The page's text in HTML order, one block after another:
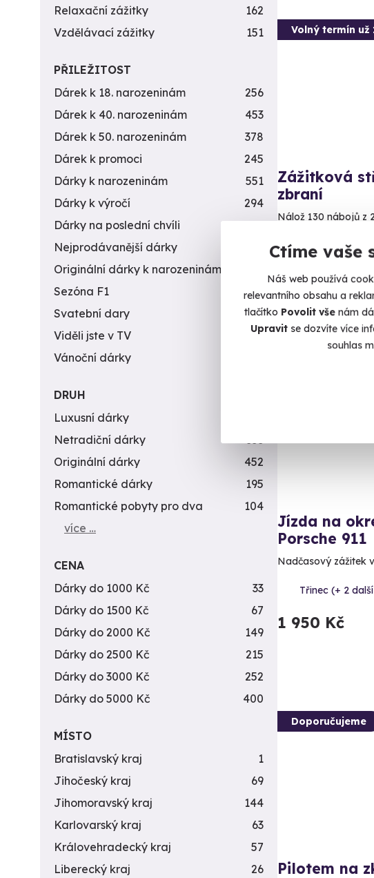
Ctíme vaše
Náš web používá
relevantního obsahu a
tlačítko Povolit vše nám
Upravitse dozvíte více
souhlas
Volný termín už
Zážitková
zbraní
Nálož 130 nábojů z
Budišov nad
(+ 28 dalších
4 999 Kč
Volný termín už
Jízda na
Porsche 911
Nadčasový zážitek
Třinec (+ 2
1 950 Kč
Doporučujeme
Pilotem na
Relaxační zážitky
162
Vzdělávací zážitky
151
PŘILEŽITOST
Dárek k 18. narozeninám
256
Dárek k 40. narozeninám
453
Dárek k 50. narozeninám
378
Dárek k promoci
245
Dárky k narozeninám
551
Dárky k výročí
294
Dárky na poslední chvíli
450
Nejprodávanější dárky
Originální dárky k narozeninám
Sezóna F1
4
Svatební dary
196
Viděli jste v TV
31
Vánoční dárky
DRUH
Luxusní dárky
Netradiční dárky
353
Originální dárky
452
Romantické dárky
195
Romantické pobyty pro dva
104
více …
CENA
Dárky do 1000 Kč
33
Dárky do 1500 Kč
67
Dárky do 2000 Kč
149
Dárky do 2500 Kč
215
Dárky do 3000 Kč
252
Dárky do 5000 Kč
400
MÍSTO
Bratislavský kraj
1
Jihočeský kraj
69
Jihomoravský kraj
144
Karlovarský kraj
63
Královehradecký kraj
57
Liberecký kraj
26